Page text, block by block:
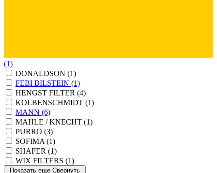
(1)
DONALDSON (1)
FEBI BILSTEIN (1)
HENGST FILTER (4)
KOLBENSCHMIDT (1)
MANN (6)
MAHLE / KNECHT (1)
PURRO (3)
SOFIMA (1)
SHAFER (1)
WIX FILTERS (1)
Показать еще Свернуть